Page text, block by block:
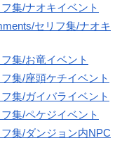
集/ナオキイベント
セリフ集/ナオキ
集/お竜イベント
集/座頭ケチイベント
集/ガイバライベント
集/ペケジイベント
集/ダンジョン内NPC